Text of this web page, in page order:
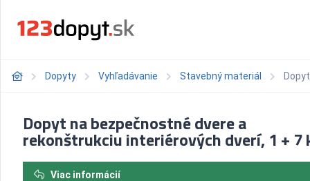
Dopyty Vyhľadávanie Stavebný materiál
Dopyt na bezpečnostné dvere a
rekonštrukciu interiérových dverí, 1 + 7
Viac informácií